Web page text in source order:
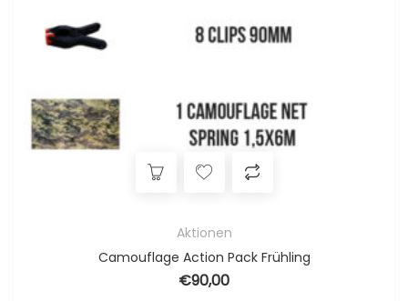
Aktionen
Camouflage Action Pack Frühling
€90,00